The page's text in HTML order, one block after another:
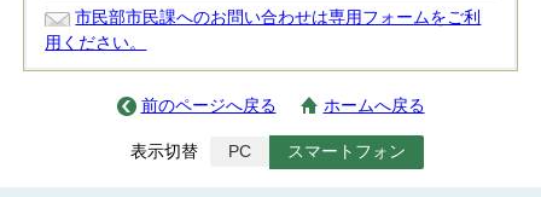
市民部市民課へのお問い合わせは専用フォームをご利
用ください。
前のページへ戻る ホームへ戻る
表示切替 PC スマートフォン